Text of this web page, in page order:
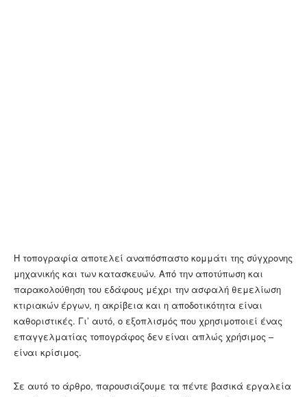
Η τοπογραφία αποτελεί αναπόσπαστο κομμάτι της σύγχρονης
μηχανικής και των κατασκευών. Από την αποτύπωση και
παρακολούθηση του εδάφους μέχρι την ασφαλή θεμελίωση
κτιριακών έργων, η ακρίβεια και η αποδοτικότητα είναι
καθοριστικές. Γι’ αυτό, ο εξοπλισμός που χρησιμοποιεί ένας
επαγγελματίας τοπογράφος δεν είναι απλώς χρήσιμος –
είναι κρίσιμος.
Σε αυτό το άρθρο, παρουσιάζουμε τα πέντε βασικά εργαλεία